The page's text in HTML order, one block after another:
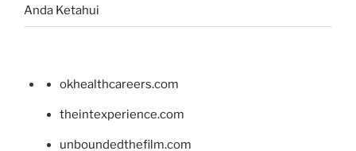
Anda Ketahui
okhealthcareers.com
theintexperience.com
unboundedthefilm.com